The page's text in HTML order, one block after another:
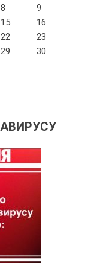
8
9
15
16
22
23
29
30